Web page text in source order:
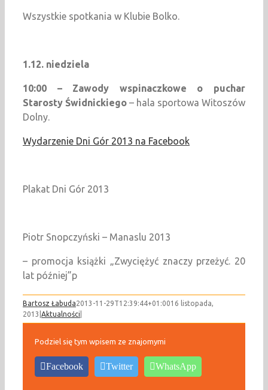
Wszystkie spotkania w Klubie Bolko.
1.12. niedziela
10:00 – Zawody wspinaczkowe o puchar
Starosty Świdnickiego – hala sportowa Witoszów
Dolny.
Wydarzenie Dni Gór 2013 na Facebook
Plakat Dni Gór 2013
Piotr Snopczyński – Manaslu 2013
– promocja książki „Zwyciężyć znaczy przeżyć. 20
lat później”p
Bartosz Łabuda2013-11-29T12:39:44+01:0016 listopada,
2013 Aktualności
Podziel się tym wpisem ze znajomymi
Facebook Twitter WhatsApp